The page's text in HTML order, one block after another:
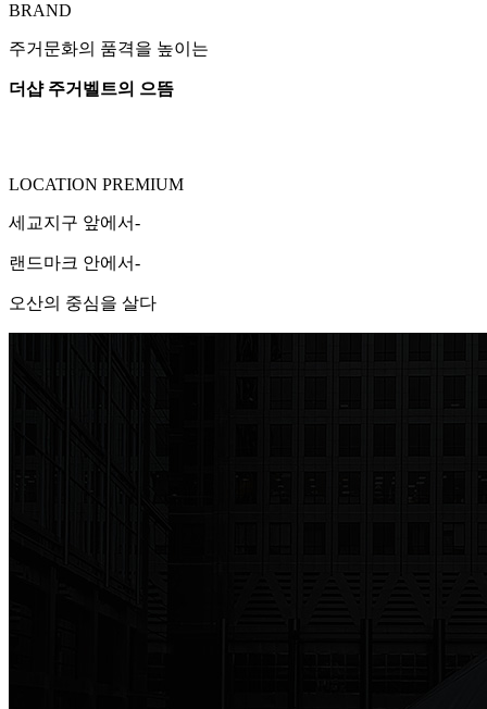
BRAND
주거문화의 품격을 높이는
더샵 주거벨트의 으뜸
LOCATION PREMIUM
세교지구 앞에서-
랜드마크 안에서-
오산의 중심을 살다